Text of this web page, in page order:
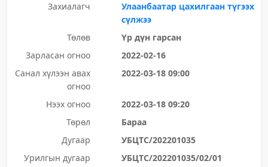
Захиалагч
Улаанбаатар цахилгаан түгээх
сүлжээ
Төлөв
Үр дүн гарсан
Зарласан огноо
2022-02-16
Санал хүлээн авах
огноо
2022-03-18 09:00
Нээх огноо
2022-03-18 09:20
Төрөл
Бараа
Дугаар
УБЦТС/202201035
Урилгын дугаар
УБЦТС/202201035/02/01